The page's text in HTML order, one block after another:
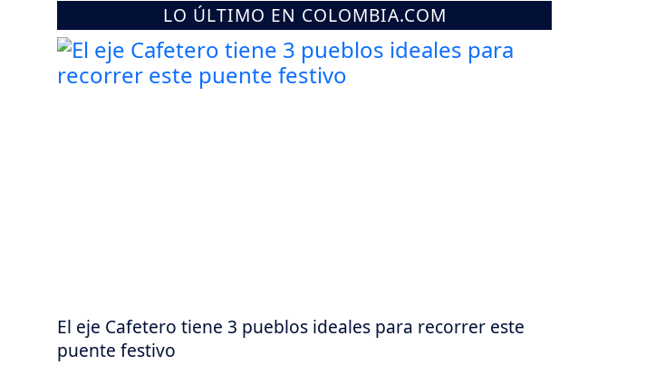
LO ÚLTIMO EN COLOMBIA.COM
El eje Cafetero tiene 3 pueblos ideales para recorrer este
puente festivo